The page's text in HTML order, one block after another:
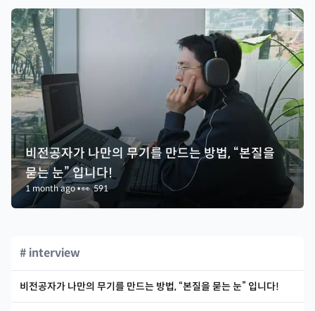
비전공자가 나만의 무기를 만드는 방법, “본질을
묻는 눈” 입니다!
1 month ago•👀591
# interview
비전공자가 나만의 무기를 만드는 방법, “본질을 묻는 눈” 입니다!